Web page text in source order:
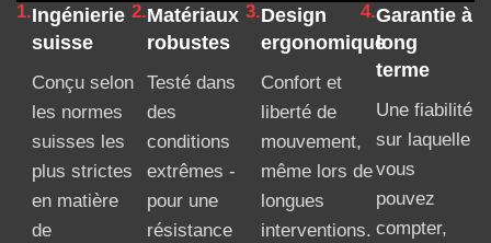
1.Ingénierie
suisse
Conçu selon
les normes
suisses les
plus strictes
en matière
de
2.Matériaux
robustes
Testé dans
des
conditions
extrêmes -
pour une
résistance
3.Design
ergonomique
Confort et
liberté de
mouvement,
même lors de
longues
interventions.
4.Garantie à
long
terme
Une fiabilité
sur laquelle
vous
pouvez
compter,